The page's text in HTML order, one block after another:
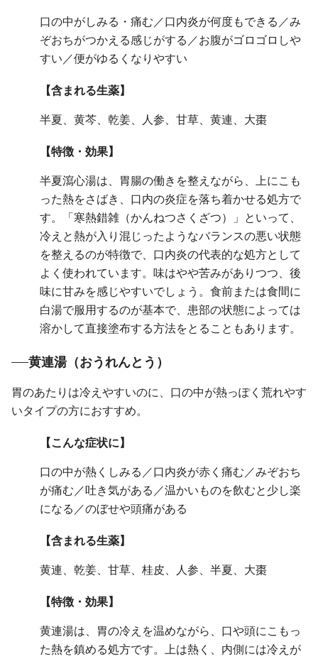
口の中がしみる・痛む／口内炎が何度もできる／み
ぞおちがつかえる感じがする／お腹がゴロゴロしや
すい／便がゆるくなりやすい
【含まれる生薬】
半夏、黄芩、乾姜、人参、甘草、黄連、大棗
【特徴・効果】
半夏瀉心湯は、胃腸の働きを整えながら、上にこも
った熱をさばき、口内の炎症を落ち着かせる処方で
す。「寒熱錯雑（かんねつさくざつ）」といって、
冷えと熱が入り混じったようなバランスの悪い状態
を整えるのが特徴で、口内炎の代表的な処方として
よく使われています。味はやや苦みがありつつ、後
味に甘みを感じやすいでしょう。食前または食間に
白湯で服用するのが基本で、患部の状態によっては
溶かして直接塗布する方法をとることもあります。
黄連湯（おうれんとう）
胃のあたりは冷えやすいのに、口の中が熱っぽく荒れやす
いタイプの方におすすめ。
【こんな症状に】
口の中が熱くしみる／口内炎が赤く痛む／みぞおち
が痛む／吐き気がある／温かいものを飲むと少し楽
になる／のぼせや頭痛がある
【含まれる生薬】
黄連、乾姜、甘草、桂皮、人参、半夏、大棗
【特徴・効果】
黄連湯は、胃の冷えを温めながら、口や頭にこもっ
た熱を鎮める処方です。上は熱く、内側には冷えが